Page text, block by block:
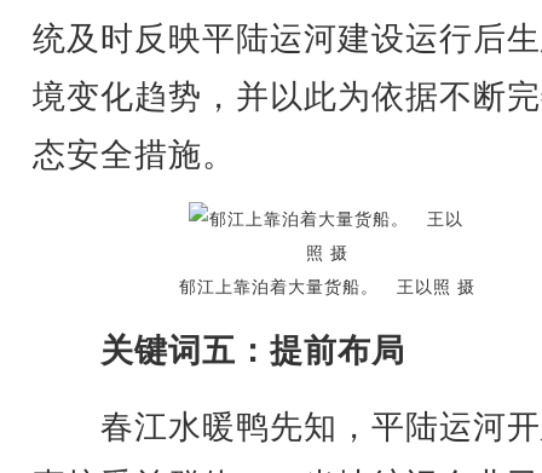
统及时反映平陆运河建设运行后
境变化趋势，并以此为依据不断
态安全措施。
郁江上靠泊着大量货船。 王以照 摄
关键词五：提前布局
春江水暖鸭先知，平陆运河